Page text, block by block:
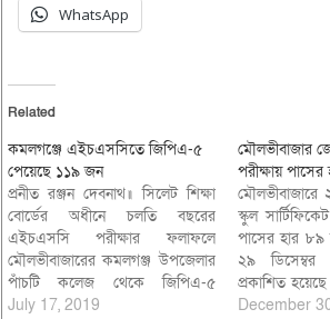
WhatsApp
Related
কমলগঞ্জে এইচএসসিতে জিপিএ-৫
পেয়েছে ১১৯ জন
প্রনীত রঞ্জন দেবনাথ॥ সিলেট শিক্ষা
বোর্ডের অধীনে চলতি বছরের
এইচএসসি পরীক্ষার ফলাফলে
মৌলভীবাজারের কমলগঞ্জ উপজেলার
পাঁচটি কলেজ থেকে জিপিএ-৫
পেয়েছে ১১৯ জন। মোট ২৩৯৭ জন
July 17, 2019
মৌলভীবাজার
পরীক্ষায়
মৌলভীবাজারে
স্কুল
পাসের হার
২৯ ডিসেম্বর
প্রকাশিত
সমমানের
December